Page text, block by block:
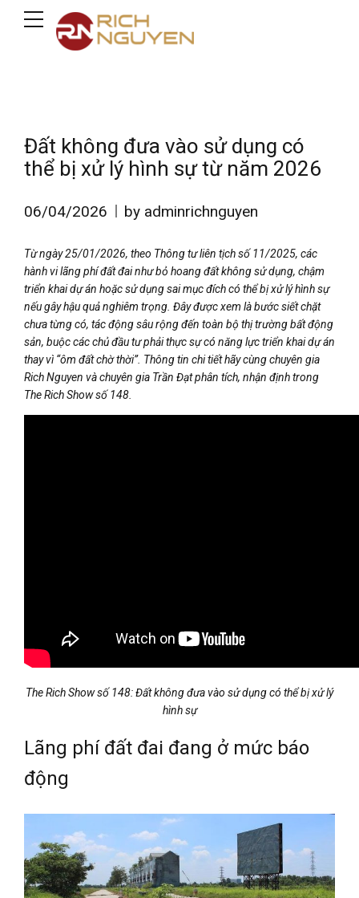
Đất không đưa vào sử dụng có
thể bị xử lý hình sự từ năm 2026
06/04/2026 by adminrichnguyen
Từ ngày 25/01/2026, theo Thông tư liên tịch số 11/2025, các
hành vi lãng phí đất đai như bỏ hoang đất không sử dụng, chậm
triển khai dự án hoặc sử dụng sai mục đích có thể bị xử lý hình sự
nếu gây hậu quả nghiêm trọng. Đây được xem là bước siết chặt
chưa từng có, tác động sâu rộng đến toàn bộ thị trường bất động
sản, buộc các chủ đầu tư phải thực sự có năng lực triển khai dự án
thay vì “ôm đất chờ thời”. Thông tin chi tiết hãy cùng chuyên gia
Rich Nguyen và chuyên gia Trần Đạt phân tích, nhận định trong
The Rich Show số 148.
The Rich Show số 148: Đất không đưa vào sử dụng có thể bị xử lý
hình sự
Lãng phí đất đai đang ở mức báo
động